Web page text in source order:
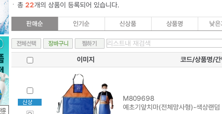
총 22개의 상품이 등록되어 있습니다.
이미지 코드/상품명/간
M809698
예초기앞치마(전체망사형)-색상랜덤